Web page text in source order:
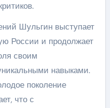
Шульгин выступает
России и продолжает
своим
навыками.
поколение
что с